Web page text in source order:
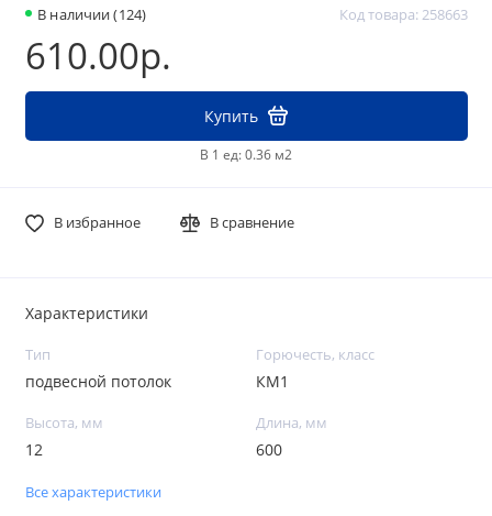
В наличии (124) Код товара: 258663
610.00р.
Купить
В 1 ед: 0.36 м2
В избранное В сравнение
Характеристики
Тип
подвесной потолок
Горючесть, класс
КМ1
Высота, мм
12
Длина, мм
600
Все характеристики